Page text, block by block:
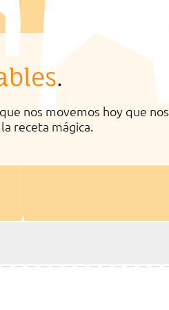
.
nos movemos hoy que nos
receta mágica.